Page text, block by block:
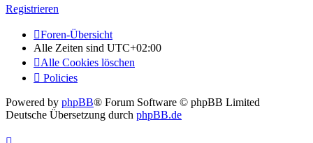
Registrieren
Foren-Übersicht
Alle Zeiten sind UTC+02:00
Alle Cookies löschen
Policies
Powered by phpBB® Forum Software © phpBB Limited
Deutsche Übersetzung durch phpBB.de